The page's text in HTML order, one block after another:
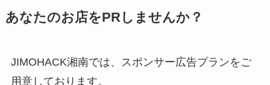
あなたのお店をPRしませんか？
JIMOHACK湘南では、スポンサー広告プランをご
用意しております。